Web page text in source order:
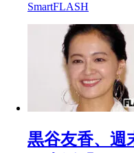
SmartFLASH
黒谷友香、週